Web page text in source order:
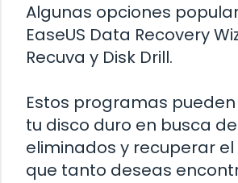
Algunas opciones
EaseUS Data Recovery
Recuva y Disk Drill.
Estos programas
tu disco duro en busca
eliminados y recuperar
que tanto deseas